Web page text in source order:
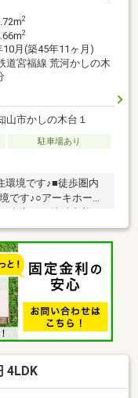
2
2
10月(築45年11ヶ月)
道宮福線 荒河かしの木
山市かしの木台１
駐車場あり
環境です♪■徒歩圏内
です♪○アーキホーム
・売りたい・リフォ
提供いたします！○
軽にご相談くださ
です！ご来店、お問
4LDK